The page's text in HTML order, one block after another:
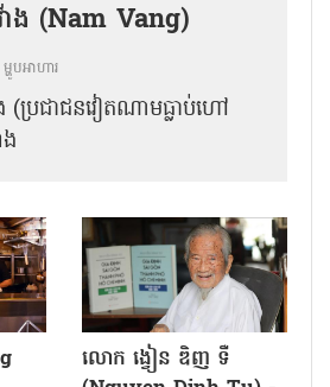
ង (Nam Vang)
ម្ហូបអាហារ
(ប្រជាជនវៀតណាមធ្លាប់ហៅ
លោក ង្វៀន ឌិញ ទឺ